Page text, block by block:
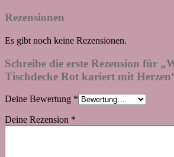
Rezensionen
Es gibt noch keine Rezensionen.
Schreibe die erste Rezension für
Tischdecke Rot kariert mit
Deine Bewertung *
Deine Rezension *